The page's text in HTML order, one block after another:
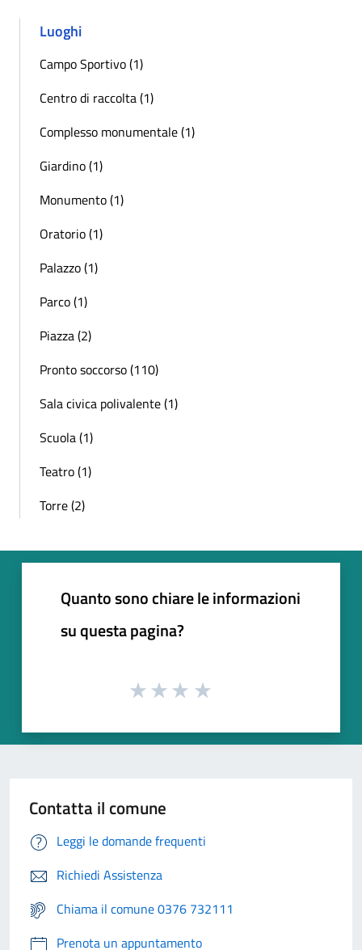
Luoghi
Campo Sportivo (1)
Centro di raccolta (1)
Complesso monumentale (1)
Giardino (1)
Monumento (1)
Oratorio (1)
Palazzo (1)
Parco (1)
Piazza (2)
Pronto soccorso (110)
Sala civica polivalente (1)
Scuola (1)
Teatro (1)
Torre (2)
Quanto sono chiare le informazioni
su questa pagina?
Contatta il comune
Leggi le domande frequenti
Richiedi Assistenza
Chiama il comune 0376 732111
Prenota un appuntamento